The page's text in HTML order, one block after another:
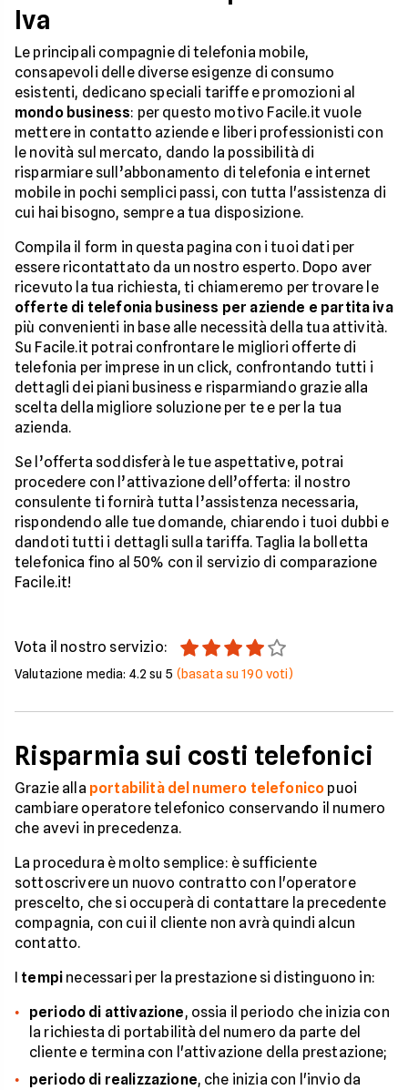
Iva
Le principali compagnie di telefonia mobile,
consapevoli delle diverse esigenze di consumo
esistenti, dedicano speciali tariffe e promozioni al
mondo business: per questo motivo Facile.it vuole
mettere in contatto aziende e liberi professionisti con
le novità sul mercato, dando la possibilità di
risparmiare sull’abbonamento di telefonia e internet
mobile in pochi semplici passi, con tutta l'assistenza di
cui hai bisogno, sempre a tua disposizione.
Compila il form in questa pagina con i tuoi dati per
essere ricontattato da un nostro esperto. Dopo aver
ricevuto la tua richiesta, ti chiameremo per trovare le
offerte di telefonia business per aziende e partita iva
più convenienti in base alle necessità della tua attività.
Su Facile.it potrai confrontare le migliori offerte di
telefonia per imprese in un click, confrontando tutti i
dettagli dei piani business e risparmiando grazie alla
scelta della migliore soluzione per te e per la tua
azienda.
Se l’offerta soddisferà le tue aspettative, potrai
procedere con l’attivazione dell’offerta: il nostro
consulente ti fornirà tutta l’assistenza necessaria,
rispondendo alle tue domande, chiarendo i tuoi dubbi e
dandoti tutti i dettagli sulla tariffa. Taglia la bolletta
telefonica fino al 50% con il servizio di comparazione
Facile.it!
Vota il nostro servizio:
Valutazione media: 4.2 su 5 (basata su190 voti)
Risparmia sui costi telefonici
Grazie alla portabilità del numero telefonico puoi
cambiare operatore telefonico conservando il numero
che avevi in precedenza.
La procedura è molto semplice: è sufficiente
sottoscrivere un nuovo contratto con l'operatore
prescelto, che si occuperà di contattare la precedente
compagnia, con cui il cliente non avrà quindi alcun
contatto.
I tempi necessari per la prestazione si distinguono in:
periodo di attivazione, ossia il periodo che inizia con
la richiesta di portabilità del numero da parte del
cliente e termina con l'attivazione della prestazione;
periodo di realizzazione, che inizia con l'invio da